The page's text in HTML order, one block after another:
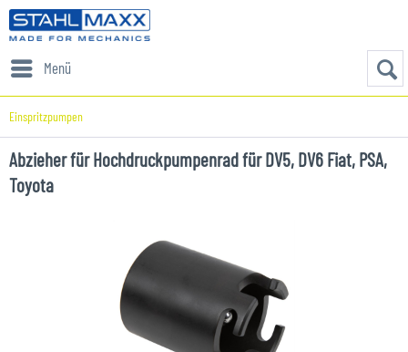
Menü
Einspritzpumpen
Abzieher für Hochdruckpumpenrad für DV5, DV6 Fiat, PSA,
Toyota